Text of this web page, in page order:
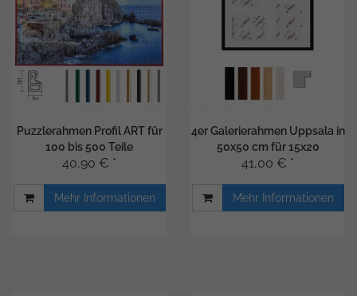
Puzzlerahmen Profil ART für
100 bis 500 Teile
40,90 € *
Mehr Informationen
4er Galerierahmen Uppsala in
50x50 cm für 15x20
41,00 € *
Mehr Informationen